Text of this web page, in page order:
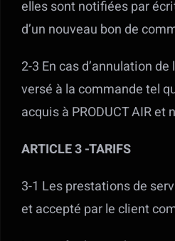
elles sont notifiées par
d’un nouveau bon de
2-3 En cas d’annulation
versé à la commande tel
acquis à PRODUCT AIR
ARTICLE 3 -TARIFS
3-1 Les prestations de
et accepté par le client